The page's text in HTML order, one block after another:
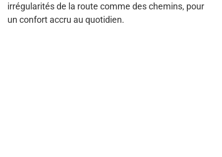
irrégularités de la route comme des chemins, pour
un confort accru au quotidien.